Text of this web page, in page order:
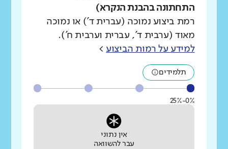
התחתונה בהבנת הנקרא)
רמת ביצוע נמוכה (עברית ד') או נמוכה
מאוד (ערבית ד', עברית וערבית ח').
למידע על רמות הביצוע >
תלמידים
0%-25%
אין נתוני
עבר להשוואה